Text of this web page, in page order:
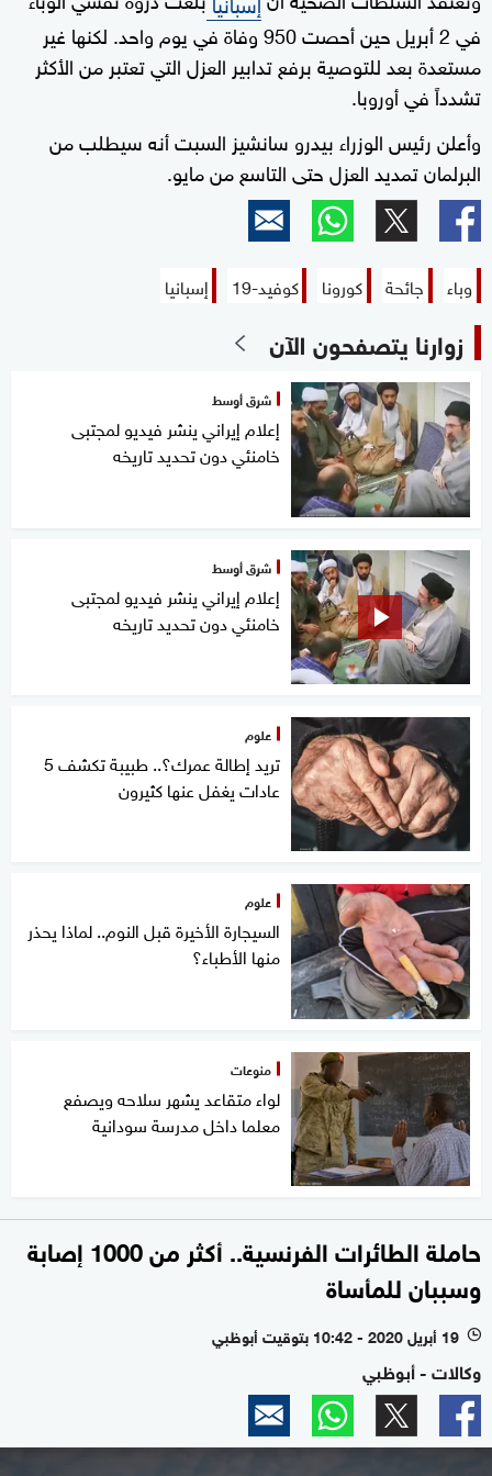
في 2 أبريل حين أحصت 950 وفاة في يوم واحد. لكنها غير
مستعدة بعد للتوصية برفع تدابير العزل التي تعتبر من الأكثر
تشدداً في أوروبا.
وأعلن رئيس الوزراء بيدرو سانشيز السبت أنه سيطلب من
البرلمان تمديد العزل حتى التاسع من مايو.
وباء جائحة كورونا كوفيد-19 إسبانيا
زوارنا يتصفحون الآن
شرق أوسط
إعلام إيراني ينشر فيديو لمجتبى
خامنئي دون تحديد تاريخه
شرق أوسط
إعلام إيراني ينشر فيديو لمجتبى
خامنئي دون تحديد تاريخه
علوم
تريد إطالة عمرك؟.. طبيبة تكشف 5
عادات يغفل عنها كثيرون
علوم
السيجارة الأخيرة قبل النوم.. لماذا يحذر
منها الأطباء؟
منوعات
لواء متقاعد يشهر سلاحه ويصفع
معلما داخل مدرسة سودانية
حاملة الطائرات الفرنسية.. أكثر من 1000 إصابة
وسببان للمأساة
l 19 أبريل 2020 - 10:42 بتوقيت أبوظبي
وكالات - أبوظبي